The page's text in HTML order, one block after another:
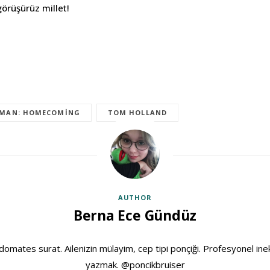
millet!
HOMECOMING TOM HOLLAND
AUTHOR
Berna Ece Gündüz
domates surat. Ailenizin mülayim, cep tipi ponçiği. Profesyonel
yazmak. @poncikbruiser